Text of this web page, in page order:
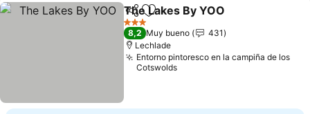
Compartir
Añadir a favoritos
The Lakes By YOO
3 Estrellas
8,2 Muy bueno
431
Lechlade
Entorno pintoresco en la campiña de los
Cotswolds